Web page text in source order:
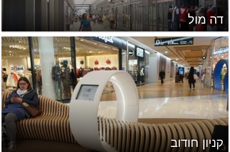
דה מול
קניון חודוב